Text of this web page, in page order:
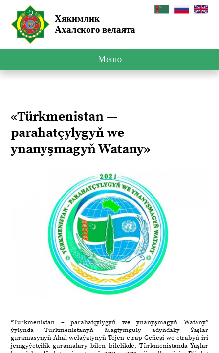
Хякимлик
Ахалского велаята
Меню
«Türkmenistan —
parahatçylygyň we
ynanyşmagyň Watany»
“Türkmenistan – parahatçylygyň we ynanyşmagyň Watany”
ýylynda Türkmenistanyň Magtymguly adyndaky Ýaşlar
guramasynyň Ahal welaýatynyň Tejen etrap Geňeşi we etrabyň iri
jemgyýetçilik guramalary bilen bilelikde, Türkmenistanda Ýaşlar